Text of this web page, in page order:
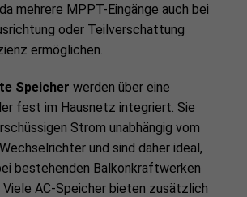
mehrere MPPT-Eingänge auch bei
oder Teilverschattung
ermöglichen.
Speicher werden über eine
fest im Hausnetz integriert. Sie
Strom unabhängig vom
und sind daher ideal,
bestehenden Balkonkraftwerken
Viele AC-Speicher bieten zusätzlich